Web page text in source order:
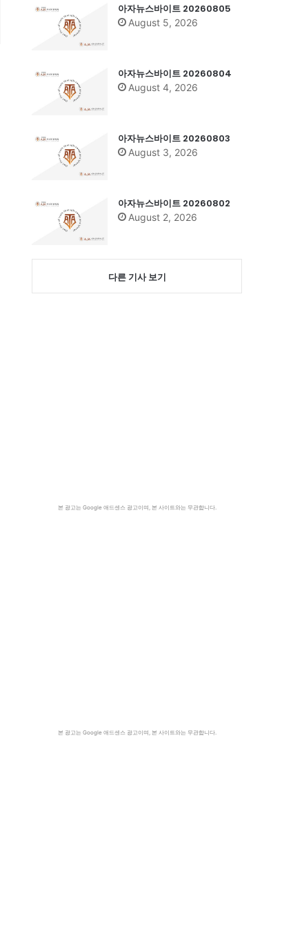
아자뉴스바이트 20260805
August 5, 2026
아자뉴스바이트 20260804
August 4, 2026
아자뉴스바이트 20260803
August 3, 2026
아자뉴스바이트 20260802
August 2, 2026
다른 기사 보기
본 광고는 Google 애드센스 광고이며, 본 사이트와는 무관합니다.
본 광고는 Google 애드센스 광고이며, 본 사이트와는 무관합니다.